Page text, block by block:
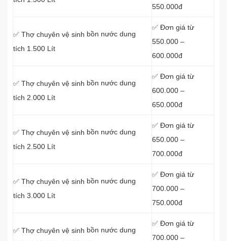
550.000đ
✅ Thợ chuyên vệ sinh bồn nước dung
tích 1.500 Lít
✅ Đơn giá từ
550.000 –
600.000đ
✅ Thợ chuyên vệ sinh bồn nước dung
tích 2.000 Lít
✅ Đơn giá từ
600.000 –
650.000đ
✅ Thợ chuyên vệ sinh bồn nước dung
tích 2.500 Lít
✅ Đơn giá từ
650.000 –
700.000đ
✅ Thợ chuyên vệ sinh bồn nước dung
tích 3.000 Lít
✅ Đơn giá từ
700.000 –
750.000đ
✅ Thợ chuyên vệ sinh bồn nước dung
✅ Đơn giá từ
700.000 –